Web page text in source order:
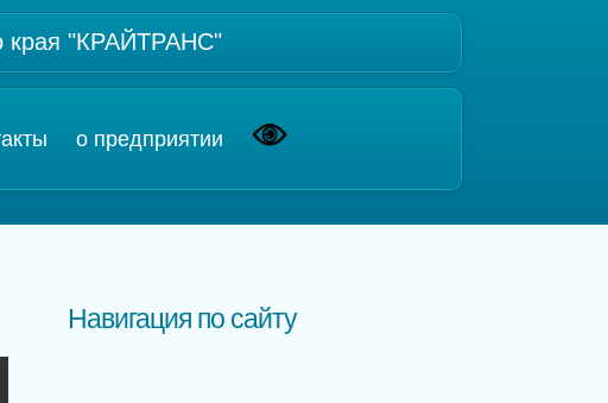
края "КРАЙТРАНС"
о предприятии
Навигация по сайту